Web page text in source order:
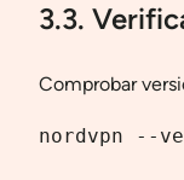
3.3.
Comprobar
nordvpn --